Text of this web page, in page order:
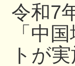
令和7
「中
トが